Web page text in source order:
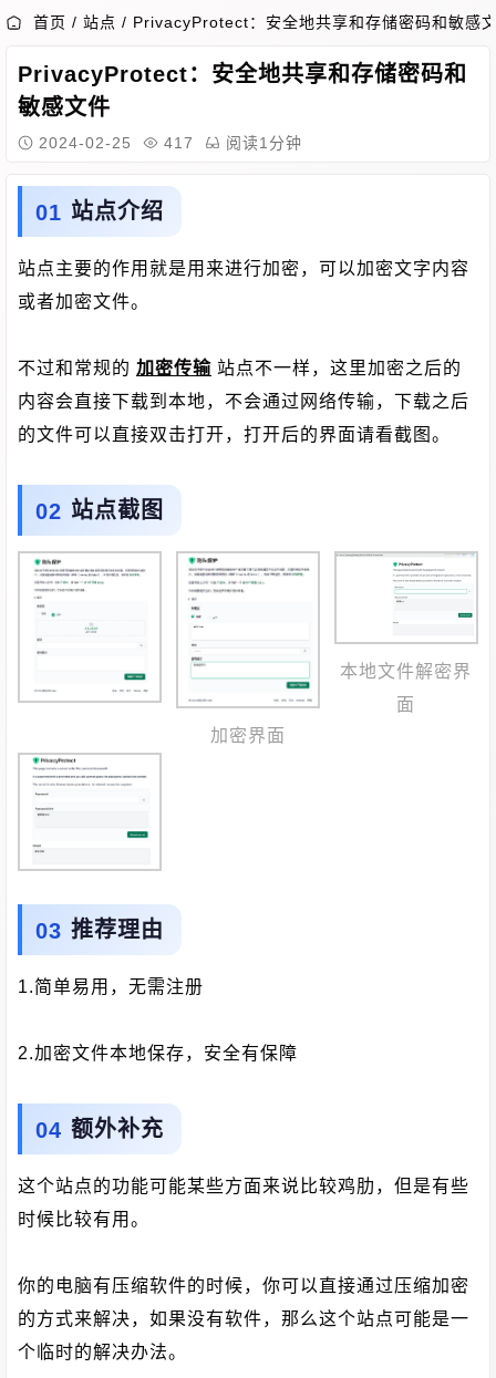
首页 / 站点 / PrivacyProtect：安全地共享和存储密码和敏感
PrivacyProtect：安全地共享和存储密码和
敏感文件
2024-02-25 417 阅读1分钟
站点介绍
站点主要的作用就是用来进行加密，可以加密文字内容
或者加密文件。
不过和常规的 加密传输 站点不一样，这里加密之后的
内容会直接下载到本地，不会通过网络传输，下载之后
的文件可以直接双击打开，打开后的界面请看截图。
站点截图
加密界面
本地文件解密界
面
推荐理由
1.简单易用，无需注册
2.加密文件本地保存，安全有保障
额外补充
这个站点的功能可能某些方面来说比较鸡肋，但是有些
时候比较有用。
你的电脑有压缩软件的时候，你可以直接通过压缩加密
的方式来解决，如果没有软件，那么这个站点可能是一
个临时的解决办法。